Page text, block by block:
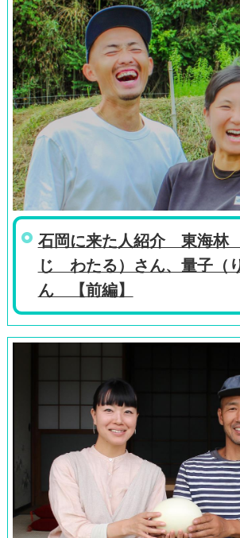
石岡に来た人紹介 東海林
じ わたる）さん、量子（
ん 【前編】